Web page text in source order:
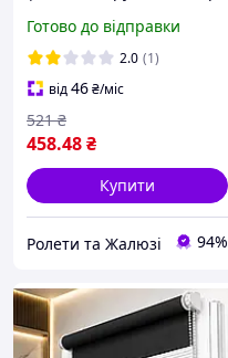
Ніч | Рольштори |
Ролокасети Темно-
коричневий
Готово до відправки
2.0 (1)
від46₴/міс
458.48₴
521 ₴
Купити
Ролети та Жалюзі 94%